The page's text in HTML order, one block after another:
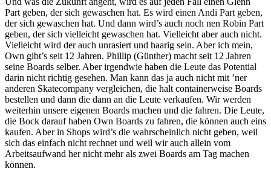
Part geben, der sich gewaschen hat. Es wird einen Andi Part geben,
der sich gewaschen hat. Und dann wird’s auch noch nen Robin Part
geben, der sich vielleicht gewaschen hat. Vielleicht aber auch nicht.
Vielleicht wird der auch unrasiert und haarig sein. Aber ich mein,
Own gibt’s seit 12 Jahren. Phillip (Günther) macht seit 12 Jahren
seine Boards selber. Aber irgendwie haben die Leute das Potential
darin nicht richtig gesehen. Man kann das ja auch nicht mit ’ner
anderen Skatecompany vergleichen, die halt containerweise Boards
bestellen und dann die dann an die Leute verkaufen. Wir werden
weiterhin unsere eigenen Boards machen und die fahren. Die Leute,
die Bock darauf haben Own Boards zu fahren, die können auch eins
kaufen. Aber in Shops wird’s die wahrscheinlich nicht geben, weil
sich das einfach nicht rechnet und weil wir auch allein vom
Arbeitsaufwand her nicht mehr als zwei Boards am Tag machen
können.